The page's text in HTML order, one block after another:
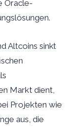
Oracle-
Altcoins sinkt
Markt dient,
Projekten wie
aus, die